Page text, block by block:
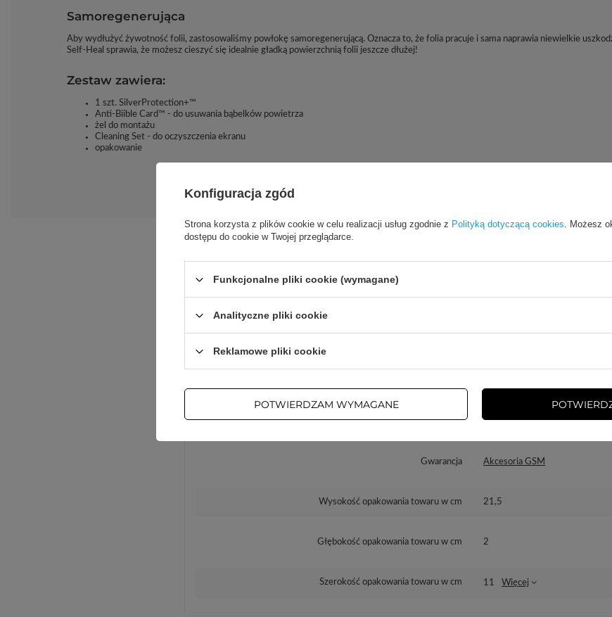
Samoregenerująca
Aby wydłużyć żywotność folii, zastosowaliśmy powłokę samoregenerującą. Oznacza to, że folia pracuje i sama naprawia niewielkie
Self-Heal sprawia, że możesz cieszyć się idealnie gładką powierzchnią folii jeszcze dłużej!
Zestaw zawiera:
1 szt. SilverProtection+™
Anti-Biible Card™ - do usuwania bąbelków powietrza
żel do montażu
Cleaning Set - do oczyszczenia ekranu
opakowanie
Cena sugerowana 49,90 PLN
Seria 3mk SilverProtection+
Gwarancja Akcesoria GSM
Wysokość opakowania towaru w cm 21,5
Głębokość opakowania towaru w cm 2
Szerokość opakowania towaru w cm 11 Więcej
Konfiguracja zgód
Strona korzysta z plików cookie w celu realizacji usług zgodnie z Polityką dotyczącą cookies. Możesz
dostępu do cookie w Twojej przeglądarce.
Funkcjonalne pliki cookie (wymagane)
Analityczne pliki cookie
Reklamowe pliki cookie
POTWIERDZAM WYMAGANE